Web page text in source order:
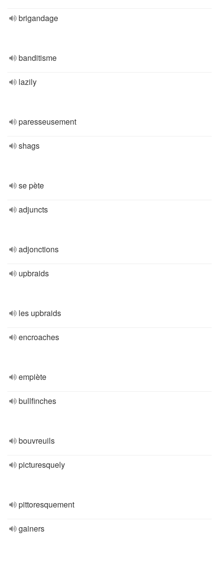
brigandage
banditisme
lazily
paresseusement
shags
se pète
adjuncts
adjonctions
upbraids
les upbraids
encroaches
empiète
bullfinches
bouvreuils
picturesquely
pittoresquement
gainers